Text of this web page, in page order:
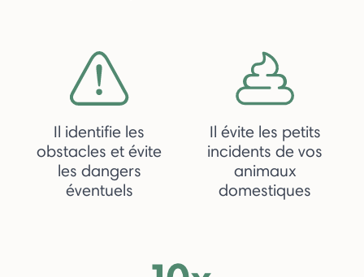
Il identifie les
obstacles et évite
les dangers
éventuels
Il évite les petits
incidents de vos
animaux
domestiques